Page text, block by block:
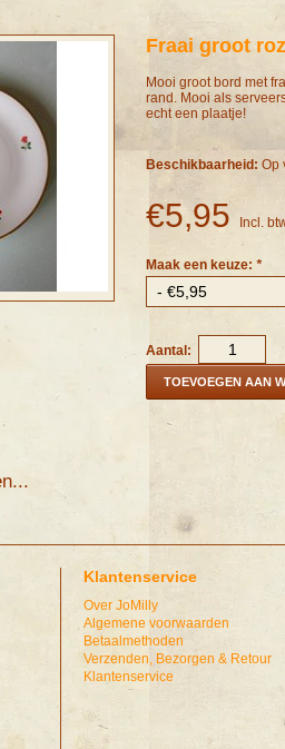
Fraai groot
Mooi groot bord met
rand. Mooi als
echt een plaatje!
Beschikbaarheid: Op
€5,95 Incl.
Maak een keuze: *
Aantal:
TOEVOEGEN AAN
Klantenservice
Over JoMilly
Algemene voorwaarden
Betaalmethoden
Verzenden, Bezorgen & Retour
Klantenservice